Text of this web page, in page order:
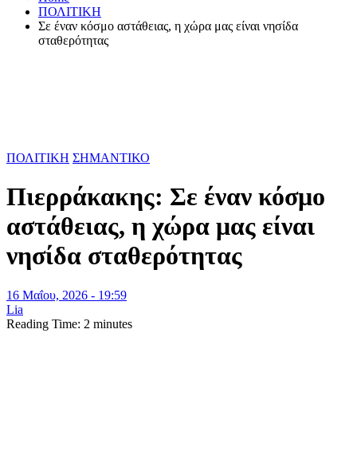
ΠΟΛΙΤΙΚΗ
Σε έναν κόσμο αστάθειας, η χώρα μας είναι νησίδα
σταθερότητας
ΠΟΛΙΤΙΚΗ ΣΗΜΑΝΤΙΚΟ
Πιερράκακης: Σε έναν κόσμο
αστάθειας, η χώρα μας είναι
νησίδα σταθερότητας
16 Μαΐου, 2026 - 19:59
Lia
Reading Time: 2 minutes